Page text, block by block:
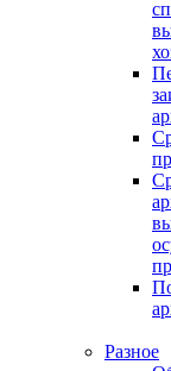
Разное